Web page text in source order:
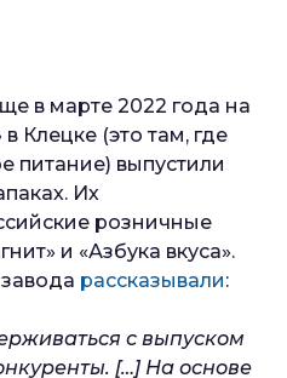
в марте 2022 года на
Клецке (это там, где
питание) выпустили
Их
розничные
и «Азбука вкуса».
рассказывали:
с выпуском
[…] На основе